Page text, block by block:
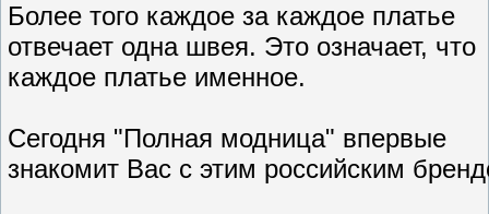
Более того каждое за каждое платье
отвечает одна швея. Это означает, что
каждое платье именное.
Сегодня "Полная модница" впервые
знакомит Вас с этим российским